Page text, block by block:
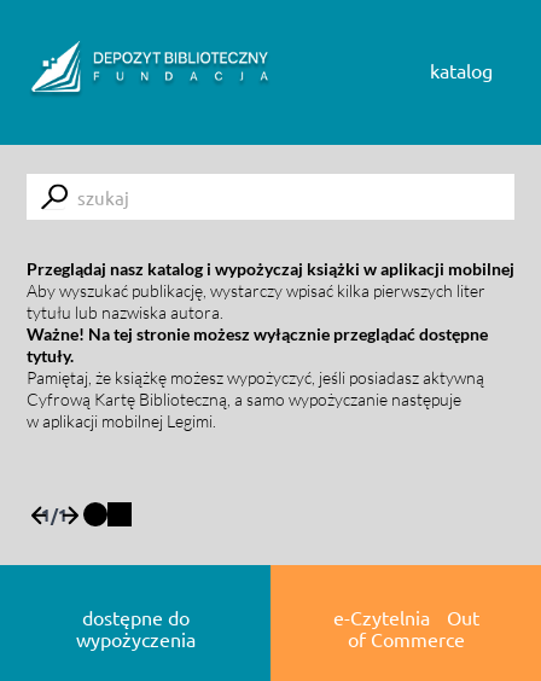
katalog
Submit
Przeglądaj nasz katalog i wypożyczaj książki w aplikacji mobilnej
Aby wyszukać publikację, wystarczy wpisać kilka pierwszych liter
tytułu lub nazwiska autora.
Ważne! Na tej stronie możesz wyłącznie przeglądać dostępne
tytuły.
Pamiętaj, że książkę możesz wypożyczyć, jeśli posiadasz aktywną
Cyfrową Kartę Biblioteczną, a samo wypożyczanie następuje
w aplikacji mobilnej Legimi.
1/1
dostępne do
wypożyczenia
e-Czytelnia Out
of Commerce